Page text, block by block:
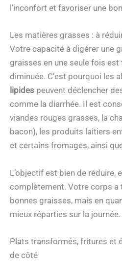
l’inconfort et favoriser une
Les matières grasses : à
Votre capacité à digérer une
graisses en une seule fois
diminuée. C’est pourquoi les
lipides peuvent déclencher
comme la diarrhée. Il est
viandes rouges grasses, la
bacon), les produits laitiers
et certains fromages, ainsi
L’objectif est bien de réduire,
complètement. Votre corps a
bonnes graisses, mais en
mieux réparties sur la journée.
Plats transformés, fritures et
de côté